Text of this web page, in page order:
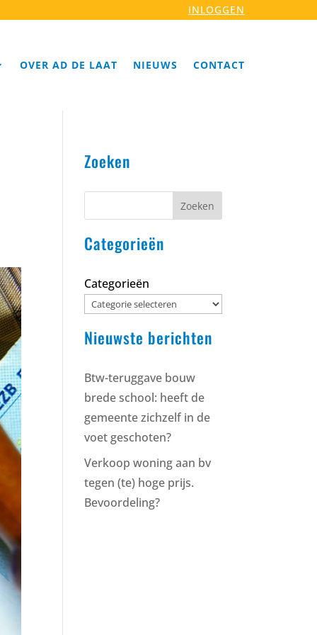
INLOGGEN
OVER AD DE LAAT NIEUWS CONTACT
Zoeken
Zoeken
Categorieën
Categorieën
Nieuwste berichten
Btw-teruggave bouw
brede school: heeft de
gemeente zichzelf in de
voet geschoten?
Verkoop woning aan bv
tegen (te) hoge prijs.
Bevoordeling?